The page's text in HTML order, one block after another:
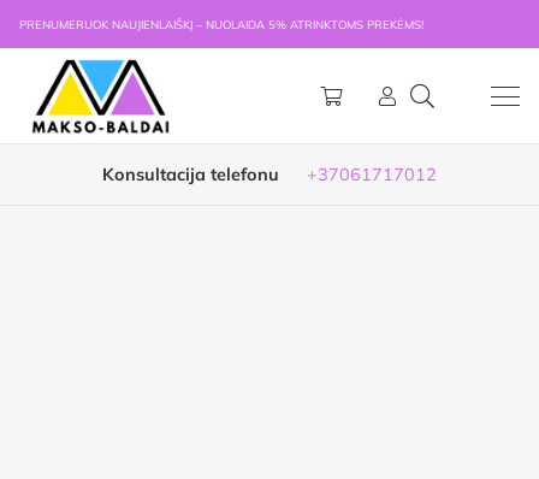
PRENUMERUOK NAUJIENLAIŠKĮ – NUOLAIDA 5% ATRINKTOMS PREKĖMS!
Konsultacija telefonu +37061717012